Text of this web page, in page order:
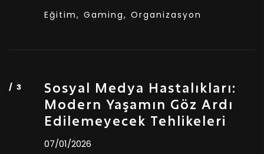
Eğitim, Gaming, Organizasyon
Sosyal Medya Hastalıkları:
Modern Yaşamın Göz Ardı
Edilemeyecek Tehlikeleri
07/01/2026